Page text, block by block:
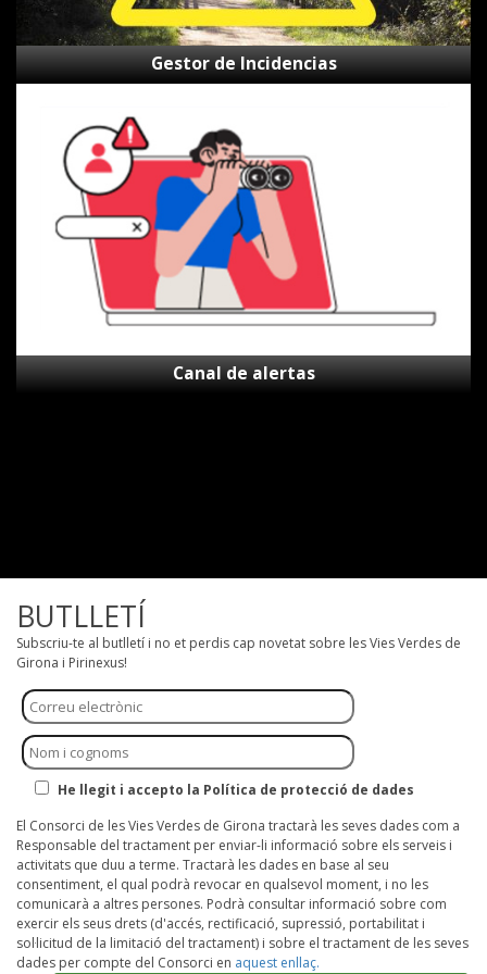
Gestor de Incidencias
Canal de alertas
BUTLLETÍ
Subscriu-te al butlletí i no et perdis cap novetat sobre les Vies Verdes de
Girona i Pirinexus!
He llegit i accepto la Política de protecció de dades
El Consorci de les Vies Verdes de Girona tractarà les seves dades com a
Responsable del tractament per enviar-li informació sobre els serveis i
activitats que duu a terme. Tractarà les dades en base al seu
consentiment, el qual podrà revocar en qualsevol moment, i no les
comunicarà a altres persones. Podrà consultar informació sobre com
exercir els seus drets (d'accés, rectificació, supressió, portabilitat i
sol·licitud de la limitació del tractament) i sobre el tractament de les seves
dades per compte del Consorci en aquest enllaç.